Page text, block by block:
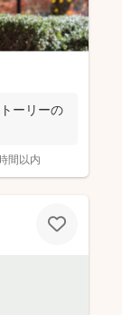
ーリーの
間以内